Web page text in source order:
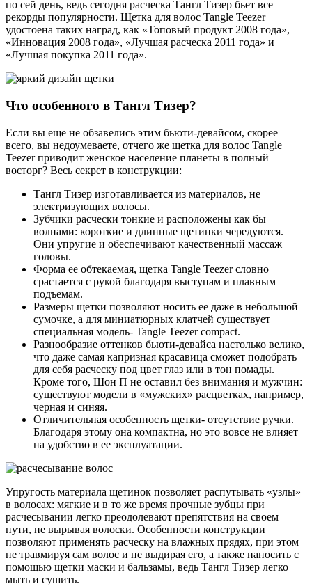
по сей день, ведь сегодня расческа Тангл Тизер бьет все
рекорды популярности. Щетка для волос Tangle Teezer
удостоена таких наград, как «Топовый продукт 2008 года»,
«Инновация 2008 года», «Лучшая расческа 2011 года» и
«Лучшая покупка 2011 года».
Что особенного в Тангл Тизер?
Если вы еще не обзавелись этим бьюти-девайсом, скорее
всего, вы недоумеваете, отчего же щетка для волос Tangle
Teezer приводит женское население планеты в полный
восторг? Весь секрет в конструкции:
Тангл Тизер изготавливается из материалов, не
электризующих волосы.
Зубчики расчески тонкие и расположены как бы
волнами: короткие и длинные щетинки чередуются.
Они упругие и обеспечивают качественный массаж
головы.
Форма ее обтекаемая, щетка Tangle Teezer словно
срастается с рукой благодаря выступам и плавным
подъемам.
Размеры щетки позволяют носить ее даже в небольшой
сумочке, а для миниатюрных клатчей существует
специальная модель- Tangle Teezer compact.
Разнообразие оттенков бьюти-девайса настолько велико,
что даже самая капризная красавица сможет подобрать
для себя расческу под цвет глаз или в тон помады.
Кроме того, Шон П не оставил без внимания и мужчин:
существуют модели в «мужских» расцветках, например,
черная и синяя.
Отличительная особенность щетки- отсутствие ручки.
Благодаря этому она компактна, но это вовсе не влияет
на удобство в ее эксплуатации.
Упругость материала щетинок позволяет распутывать «узлы»
в волосах: мягкие и в то же время прочные зубцы при
расчесывании легко преодолевают препятствия на своем
пути, не вырывая волоски. Особенности конструкции
позволяют применять расческу на влажных прядях, при этом
не травмируя сам волос и не выдирая его, а также наносить с
помощью щетки маски и бальзамы, ведь Тангл Тизер легко
мыть и сушить.